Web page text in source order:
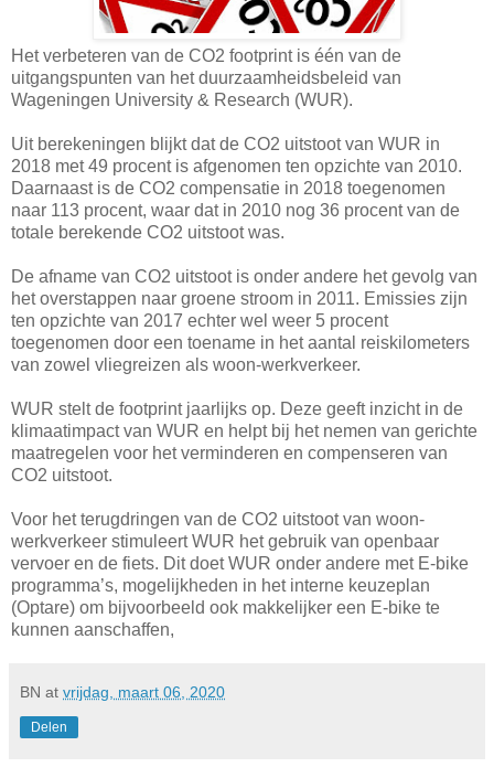
Het verbeteren van de CO2 footprint is één van de
uitgangspunten van het duurzaamheidsbeleid van
Wageningen University & Research (WUR).
Uit berekeningen blijkt dat de CO2 uitstoot van WUR in
2018 met 49 procent is afgenomen ten opzichte van 2010.
Daarnaast is de CO2 compensatie in 2018 toegenomen
naar 113 procent, waar dat in 2010 nog 36 procent van de
totale berekende CO2 uitstoot was.
De afname van CO2 uitstoot is onder andere het gevolg van
het overstappen naar groene stroom in 2011. Emissies zijn
ten opzichte van 2017 echter wel weer 5 procent
toegenomen door een toename in het aantal reiskilometers
van zowel vliegreizen als woon-werkverkeer.
WUR stelt de footprint jaarlijks op. Deze geeft inzicht in de
klimaatimpact van WUR en helpt bij het nemen van gerichte
maatregelen voor het verminderen en compenseren van
CO2 uitstoot.
Voor het terugdringen van de CO2 uitstoot van woon-
werkverkeer stimuleert WUR het gebruik van openbaar
vervoer en de fiets. Dit doet WUR onder andere met E-bike
programma’s, mogelijkheden in het interne keuzeplan
(Optare) om bijvoorbeeld ook makkelijker een E-bike te
kunnen aanschaffen,
BN at vrijdag, maart 06, 2020
Delen